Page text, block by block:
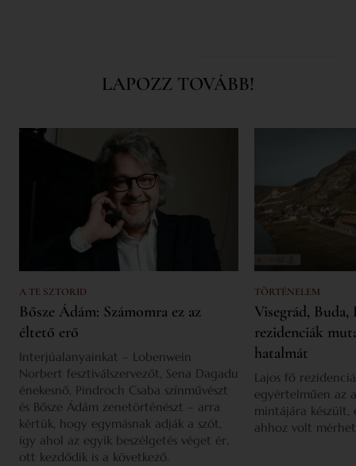
LAPOZZ TOVÁBB!
A TE SZTORID
Bősze Ádám: Számomra ez az
éltető erő
Interjúalanyainkat – Lobenwein
Norbert fesztiválszervezőt, Sena Dagadu
énekesnő, Pindroch Csaba színművészt
és Bősze Ádám zenetörténészt – arra
kértük, hogy egymásnak adják a szót,
így ahol az egyik beszélgetés véget ér,
ott kezdődik is a következő.
TÖRTÉNELEM
Visegrád,
rezidenciák
hatalmát
Lajos fő
egyértelműen az
mintájára készült,
ahhoz volt